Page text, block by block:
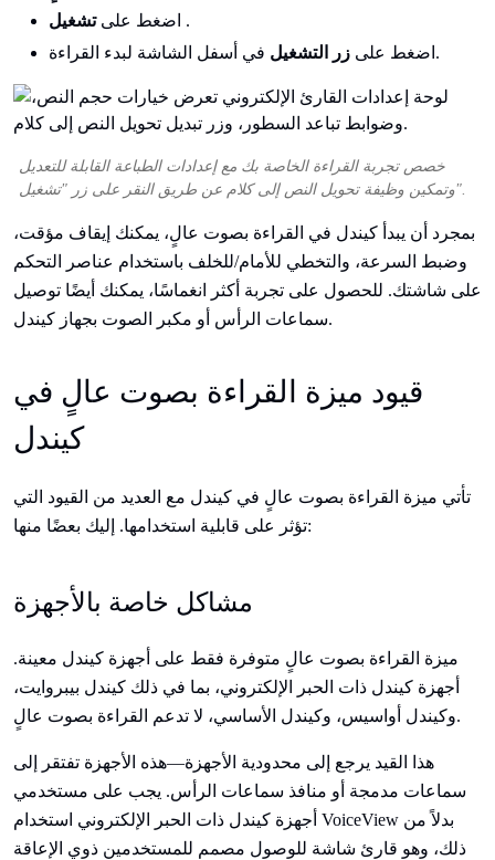
اضغط علىتشغيل
.
اضغط على زر التشغيل في أسفل الشاشة لبدء القراءة.
خصص تجربة القراءة الخاصة بك مع إعدادات الطباعة القابلة للتعديل
وتمكين وظيفة تحويل النص إلى كلام عن طريق النقر على زر "تشغيل".
بمجرد أن يبدأ كيندل في القراءة بصوت عالٍ، يمكنك إيقاف مؤقت،
وضبط السرعة، والتخطي للأمام/للخلف باستخدام عناصر التحكم
على شاشتك. للحصول على تجربة أكثر انغماسًا، يمكنك أيضًا توصيل
سماعات الرأس أو مكبر الصوت بجهاز كيندل.
قيود ميزة القراءة بصوت عالٍ في
كيندل
تأتي ميزة القراءة بصوت عالٍ في كيندل مع العديد من القيود التي
تؤثر على قابلية استخدامها. إليك بعضًا منها:
مشاكل خاصة بالأجهزة
ميزة القراءة بصوت عالٍ متوفرة فقط على أجهزة كيندل معينة.
أجهزة كيندل ذات الحبر الإلكتروني، بما في ذلك كيندل بيبروايت،
وكيندل أواسيس، وكيندل الأساسي، لا تدعم القراءة بصوت عالٍ.
هذا القيد يرجع إلى محدودية الأجهزة—هذه الأجهزة تفتقر إلى
سماعات مدمجة أو منافذ سماعات الرأس. يجب على مستخدمي
أجهزة كيندل ذات الحبر الإلكتروني استخدام VoiceView بدلاً من
ذلك، وهو قارئ شاشة للوصول مصمم للمستخدمين ذوي الإعاقة